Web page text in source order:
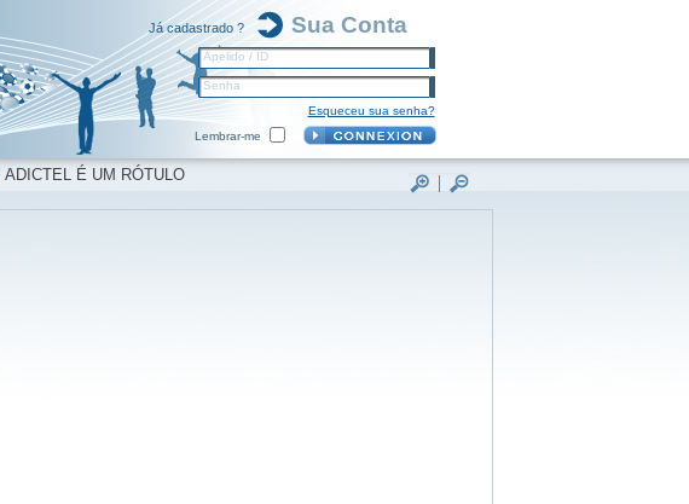
Já cadastrado ? Sua Conta
Apelido / ID
Senha
Esqueceu sua senha?
Lembrar-me
ADICTEL É UM RÓTULO